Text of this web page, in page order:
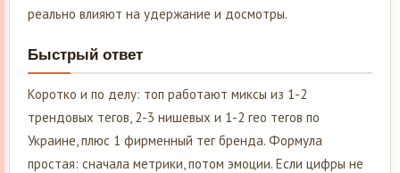
реально влияют на удержание и досмотры.
Быстрый ответ
Коротко и по делу: топ работают миксы из 1-2
трендовых тегов, 2-3 нишевых и 1-2 гео тегов по
Украине, плюс 1 фирменный тег бренда. Формула
простая: сначала метрики, потом эмоции. Если цифры не